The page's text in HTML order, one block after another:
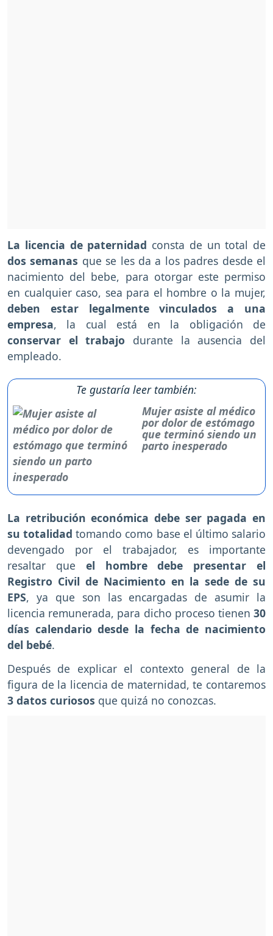
La licencia de paternidad consta de un total de
dos semanas que se les da a los padres desde el
nacimiento del bebe, para otorgar este permiso
en cualquier caso, sea para el hombre o la mujer,
deben estar legalmente vinculados a una
empresa, la cual está en la obligación de
conservar el trabajo durante la ausencia del
empleado.
Te gustaría leer también:
Mujer asiste al médico
por dolor de estómago
que terminó siendo un
parto inesperado
La retribución económica debe ser pagada en
su totalidad tomando como base el último salario
devengado por el trabajador, es importante
resaltar que el hombre debe presentar el
Registro Civil de Nacimiento en la sede de su
EPS, ya que son las encargadas de asumir la
licencia remunerada, para dicho proceso tienen 30
días calendario desde la fecha de nacimiento
del bebé.
Después de explicar el contexto general de la
figura de la licencia de maternidad, te contaremos
3 datos curiosos que quizá no conozcas.